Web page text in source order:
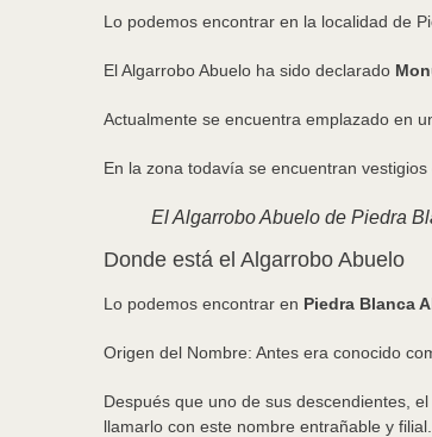
Lo podemos encontrar en la localidad de
El Algarrobo Abuelo ha sido declarado
Actualmente se encuentra emplazado en
En la zona todavía se encuentran
El Algarrobo Abuelo de Piedra
Donde está el Algarrobo Abuelo
Lo podemos encontrar en Piedra Blanca
Origen del Nombre: Antes era conocido
Después que uno de sus descendientes,
llamarlo con este nombre entrañable y filial.